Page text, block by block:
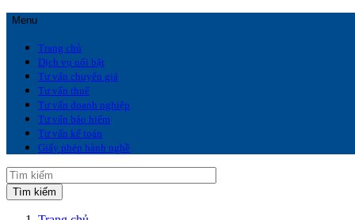
Menu
Trang chủ
Dịch vụ nổi bật
Tư vấn chuyển giá
Tư vấn thuế
Tư vấn doanh nghiệp
Tư vấn bảo hiểm
Tư vấn kế toán
Giấy phép hành nghề